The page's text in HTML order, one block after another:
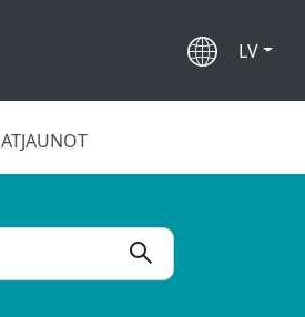
LV
ATJAUNOT